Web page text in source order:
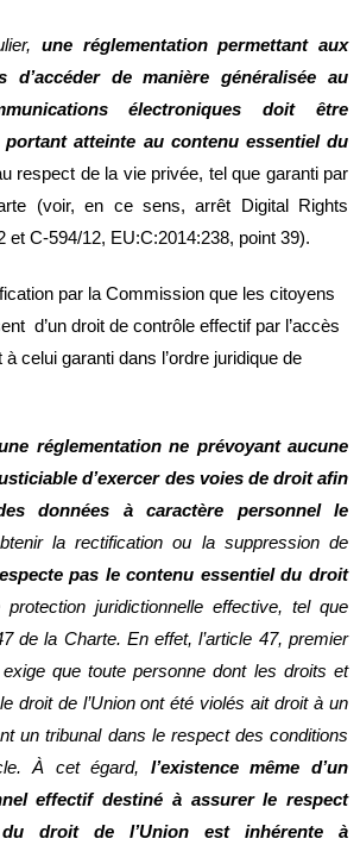
une réglementation permettant aux
d’accéder de manière généralisée au
électroniques doit être
portant atteinte au contenu essentiel du
respect de la vie privée, tel que garanti par
(voir, en ce sens, arrêt Digital Rights
et C‑594/12, EU:C:2014:238, point 39).
par la Commission que les citoyens
d’un droit de contrôle effectif par l’accès
celui garanti dans l’ordre juridique de
réglementation ne prévoyant aucune
d’exercer des voies de droit afin
données à caractère personnel le
la rectification ou la suppression de
pas le contenu essentiel du droit
juridictionnelle effective, tel que
de la Charte. En effet, l’article 47, premier
que toute personne dont les droits et
droit de l’Union ont été violés ait droit à un
un tribunal dans le respect des conditions
À cet égard, l’existence même d’un
effectif destiné à assurer le respect
droit de l’Union est inhérente à